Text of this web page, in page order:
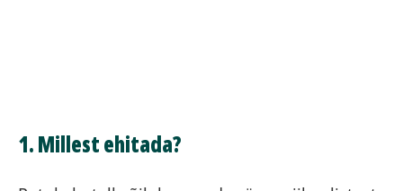
1.Millest ehitada?